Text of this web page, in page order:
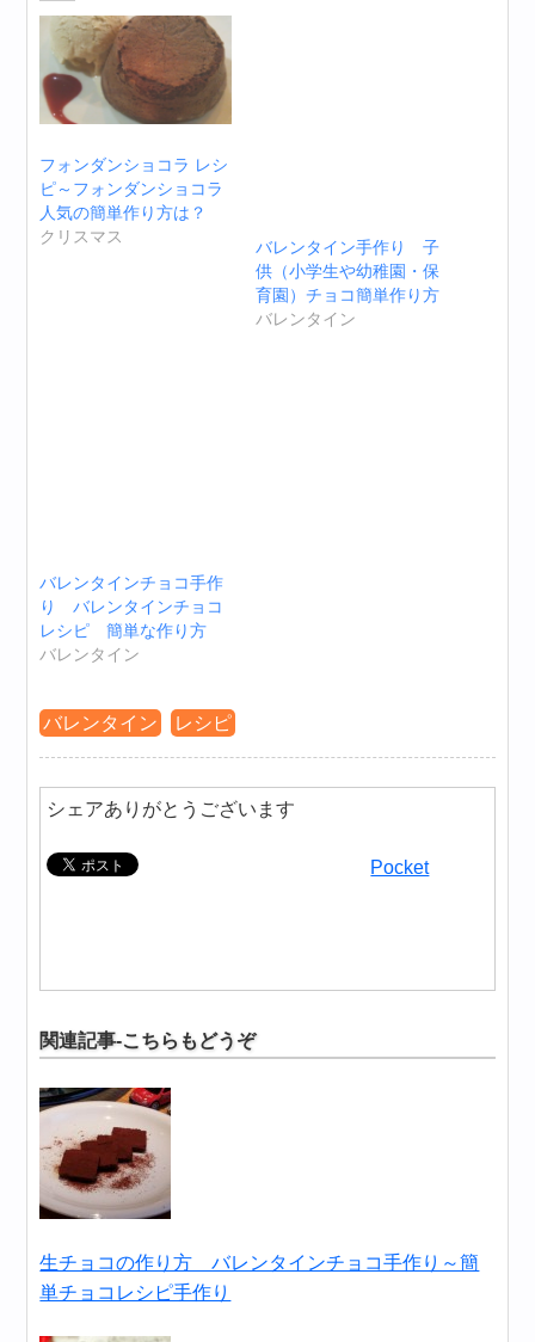
フォンダンショコラ レシ
ピ～フォンダンショコラ
人気の簡単作り方は？
クリスマス
バレンタイン手作り 子
供（小学生や幼稚園・保
育園）チョコ簡単作り方
バレンタイン
バレンタインチョコ手作
り バレンタインチョコ
レシピ 簡単な作り方
バレンタイン
バレンタイン レシピ
シェアありがとうございます
Pocket
関連記事-こちらもどうぞ
生チョコの作り方 バレンタインチョコ手作り～簡
単チョコレシピ手作り